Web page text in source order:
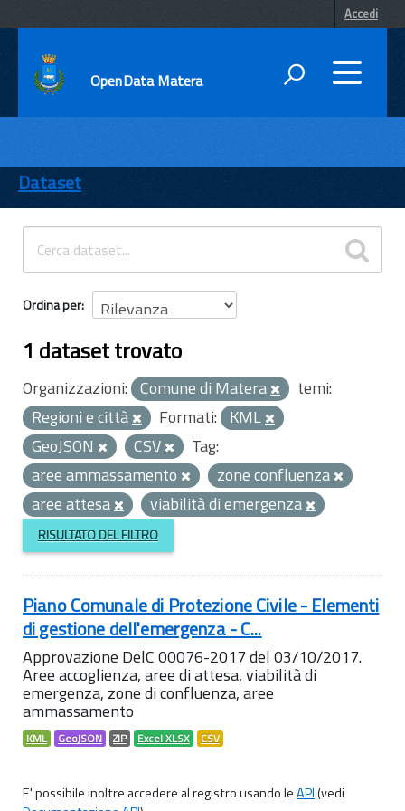
Accedi
OpenData Matera
ENTI
TEMI
INFORMAZIONI
Dataset
Ordina per
1 dataset trovato
Organizzazioni: Comune di Matera
temi:
Regioni e città
Formati: KML
GeoJSON
CSV
Tag:
aree ammassamento
zone confluenza
aree attesa
viabilità di emergenza
RISULTATO DEL FILTRO
Piano Comunale di Protezione Civile - Elementi
di gestione dell'emergenza - C...
Approvazione DelC 00076-2017 del 03/10/2017.
Aree accoglienza, aree di attesa, viabilità di
emergenza, zone di confluenza, aree
ammassamento
KML GeoJSON ZIP Excel XLSX CSV
E' possibile inoltre accedere al registro usando leAPI(vedi